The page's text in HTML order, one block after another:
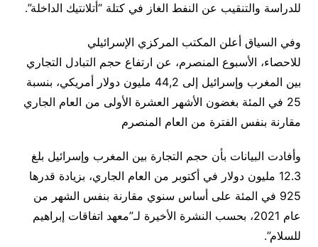
للدراسة والتنقيب عن النفط الغاز في كتلة “أتلانتيك الداخلة”.
وفي السياق أعلن المكتب المركزي الإسرائيلي
للاحصاء، الأسبوع المنصرم، عن ارتفاع حجم التبادل التجاري
بين المغرب وإسرائيل إلى 44,2 مليون دولار أمريكي، بنسبة
25 في المئة بغضون الأشهر العشرة الأولى من العام الجاري
مقارنة بنفس الفترة من العام المنصرم
وأفادت البيانات بأن حجم التجارة بين المغرب وإسرائيل بلغ
12.3 مليون دولار في أكتوبر من العام الجاري، بزيادة قدرها
925 في المئة على أساس سنوي مقارنة بنفس الشهر من
عام 2021، بحسب النشرة الأخيرة لـ”معهد اتفاقات إبراهيم
للسلام”.